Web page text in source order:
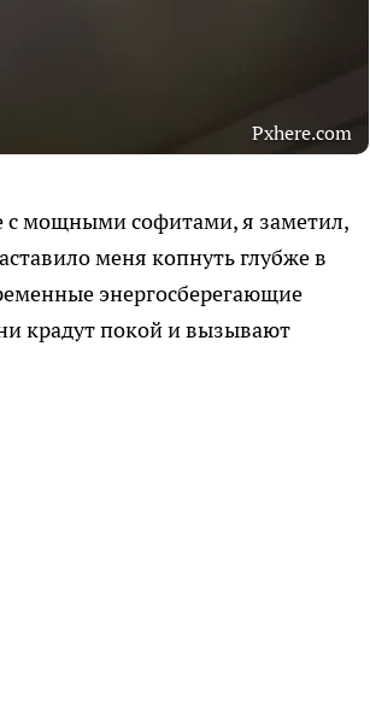
Pxhere.com
с мощными софитами, я заметил,
меня копнуть глубже в
энергосберегающие
крадут покой и вызывают